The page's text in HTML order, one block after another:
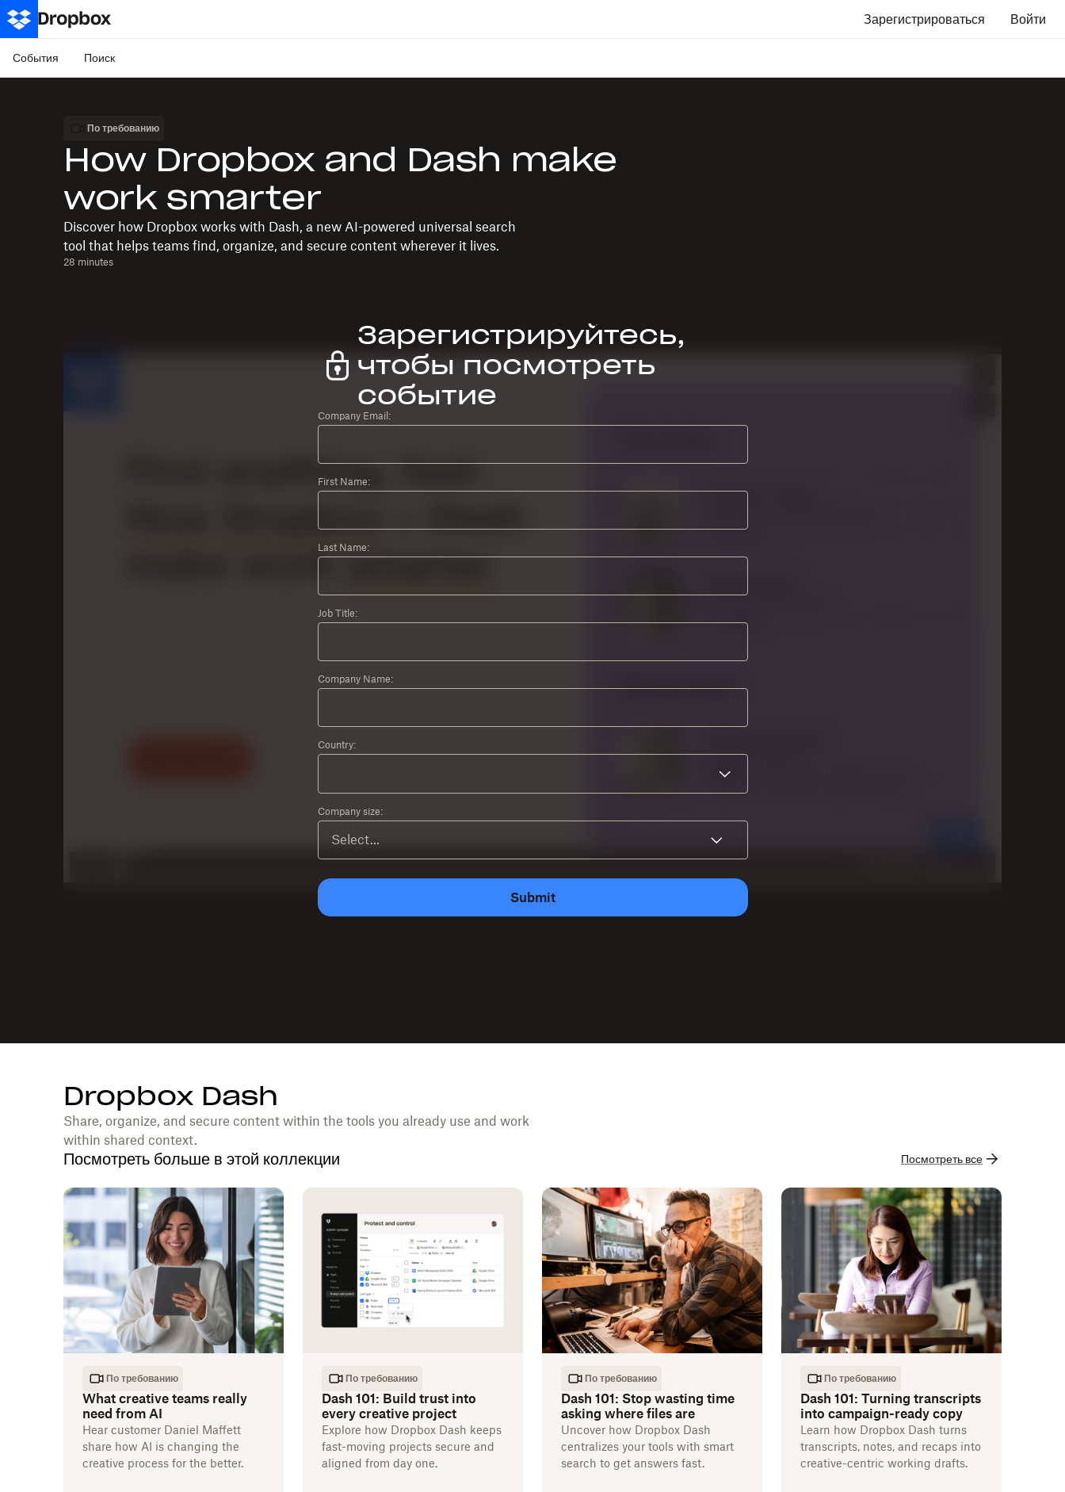
Зарегистрироваться Войти
События Поиск
По требованию
How Dropbox and Dash make
work smarter
Discover how Dropbox works with Dash, a new AI-powered universal search
tool that helps teams find, organize, and secure content wherever it lives.
28 minutes
Зарегистрируйтесь,
чтобы посмотреть
событие
Company Email:
First Name:
Last Name:
Job Title:
Company Name:
Country:
Company size:
Submit
Dropbox Dash
Share, organize, and secure content within the tools you already use and work
within shared context.
Посмотреть больше в этой коллекции Посмотреть все
По требованию
What creative teams really
need from AI
Hear customer Daniel Maffett
share how AI is changing the
creative process for the better.
По требованию
Dash 101: Build trust into
every creative project
Explore how Dropbox Dash keeps
fast-moving projects secure and
aligned from day one.
По требованию
Dash 101: Stop wasting time
asking where files are
Uncover how Dropbox Dash
centralizes your tools with smart
search to get answers fast.
По требованию
Dash 101: Turning transcripts
into campaign-ready copy
Learn how Dropbox Dash turns
transcripts, notes, and recaps into
creative-centric working drafts.